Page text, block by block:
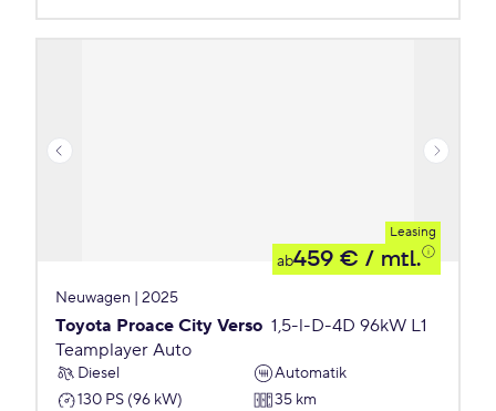
Leasing
ab459 € / mtl.
Neuwagen | 2025
Toyota Proace City Verso 1,5-l-D-4D 96kW L1
Teamplayer Auto
Diesel
Automatik
130 PS (96 kW)
35 km